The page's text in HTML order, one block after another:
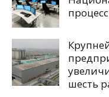
шесть